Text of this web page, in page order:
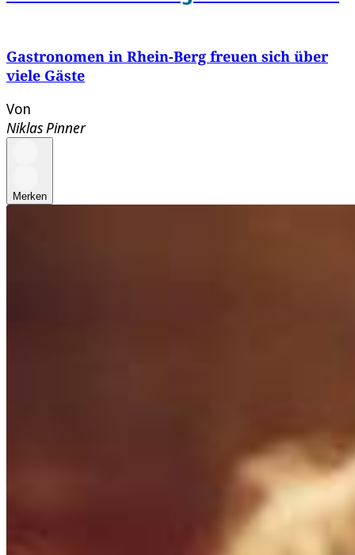
Gastronomen in Rhein-Berg freuen sich über
viele Gäste
Von
Niklas Pinner
Merken